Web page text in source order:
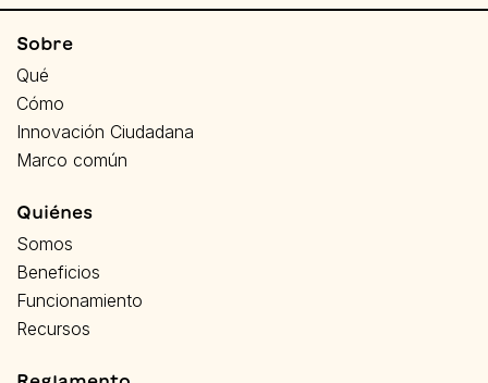
Sobre
Qué
Cómo
Innovación Ciudadana
Marco común
Quiénes
Somos
Beneficios
Funcionamiento
Recursos